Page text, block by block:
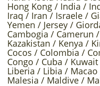
Hong Kong / India /
Iraq / Iran / Israele /
Yemen / Jersey /
Cambogia / Camerun /
Kazakistan / Kenya /
Cocos / Colombia /
Congo / Cuba /
Liberia / Libia /
Malesia / Maldive /